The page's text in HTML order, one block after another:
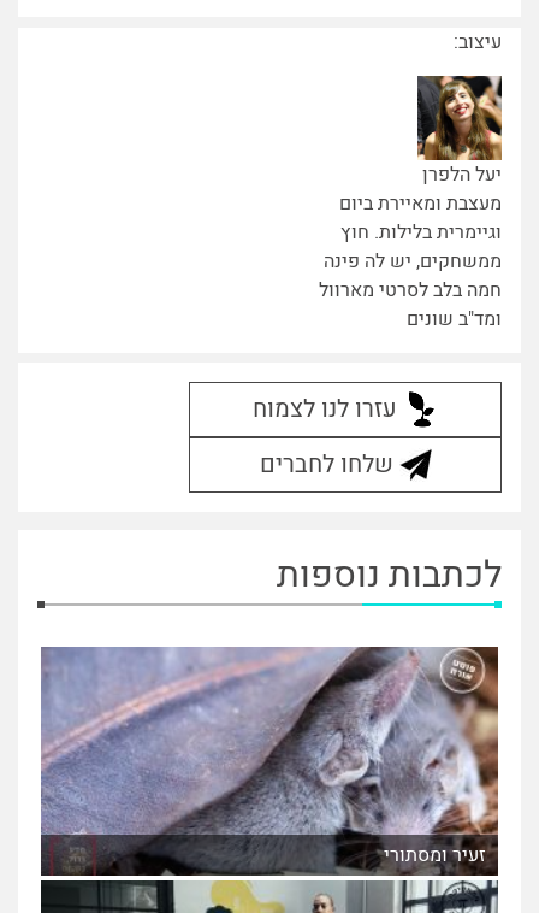
עיצוב:
יעל הלפרן
מעצבת ומאיירת ביום
וגיימרית בלילות. חוץ
ממשחקים, יש לה פינה
חמה בלב לסרטי מארוול
ומד"ב שונים
עזרו לנו לצמוח
שלחו לחברים
לכתבות נוספות
זעיר ומסתורי